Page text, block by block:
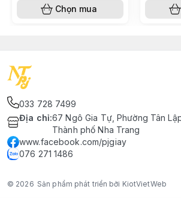
Chọn mua
033 728 7499
Địa chỉ:67 Ngô Gia Tự, Phường Tân
Thành phố Nha Trang
www.facebook.com/pjgiay
076 271 1486
© 2026 Sản phẩm phát triển bởi KiotVietWeb